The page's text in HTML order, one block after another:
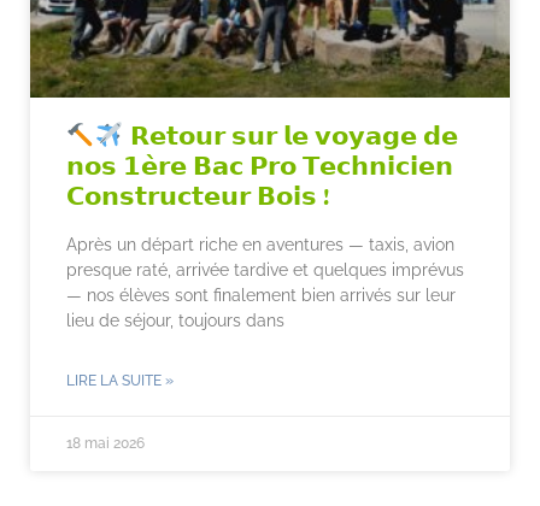
𝗥𝗲𝘁𝗼𝘂𝗿 𝘀𝘂𝗿 𝗹𝗲 𝘃𝗼𝘆𝗮𝗴𝗲 𝗱𝗲
𝗻𝗼𝘀 𝟭𝗲̀𝗿𝗲 𝗕𝗮𝗰 𝗣𝗿𝗼 𝗧𝗲𝗰𝗵𝗻𝗶𝗰𝗶𝗲𝗻
𝗖𝗼𝗻𝘀𝘁𝗿𝘂𝗰𝘁𝗲𝘂𝗿 𝗕𝗼𝗶𝘀 !
Après un départ riche en aventures — taxis, avion
presque raté, arrivée tardive et quelques imprévus
— nos élèves sont finalement bien arrivés sur leur
lieu de séjour, toujours dans
LIRE LA SUITE »
18 mai 2026